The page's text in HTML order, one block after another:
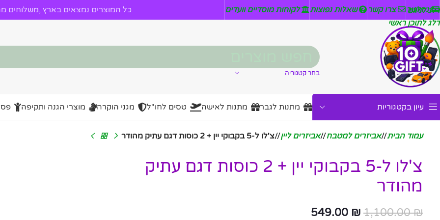
דלג לניווט
דלג לתוכן ראשי
ניזלטר צרו קשר שאלות נפוצות לקוחות מוסדיים וועדים כל המוצרים נמצאים בארץ ,משלוחים
בחר קטגוריה
עיון בקטגוריות מתנות לגבר מתנות לאישה טסים לחו"ל מגני הוקרה מוצרי הגנה ותקיפה
עמוד הבית/ אביזרים למטבח/ אביזרים ליין/ צ'לו ל-5 בקבוקי יין + 2 כוסות דגם עתיק מהודר
צ'לו ל-5 בקבוקי יין + 2 כוסות דגם עתיק
מהודר
1,100.00₪
549.00 ₪